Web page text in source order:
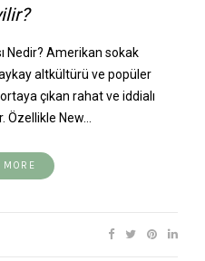
Nedir? Amerikan sokak
altkültürü ve popüler
çıkan rahat ve iddialı
Özellikle New…